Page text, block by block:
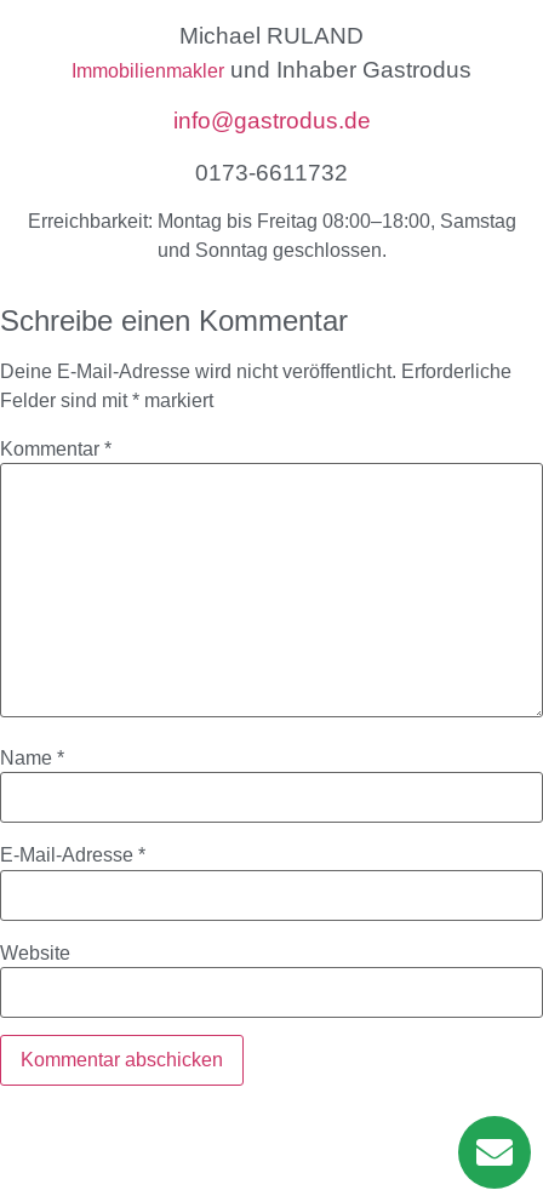
Michael RULAND
Immobilienmakler und Inhaber Gastrodus
info@gastrodus.de
0173-6611732
Erreichbarkeit: Montag bis Freitag 08:00–18:00, Samstag
und Sonntag geschlossen.
Schreibe einen Kommentar
Deine E-Mail-Adresse wird nicht veröffentlicht. Erforderliche
Felder sind mit* markiert
Kommentar *
Name *
E-Mail-Adresse *
Website